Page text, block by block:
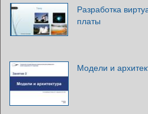
Разработка
платы
Модели и